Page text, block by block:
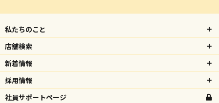
私たちのこと
店舗検索
新着情報
採用情報
社員サポートページ